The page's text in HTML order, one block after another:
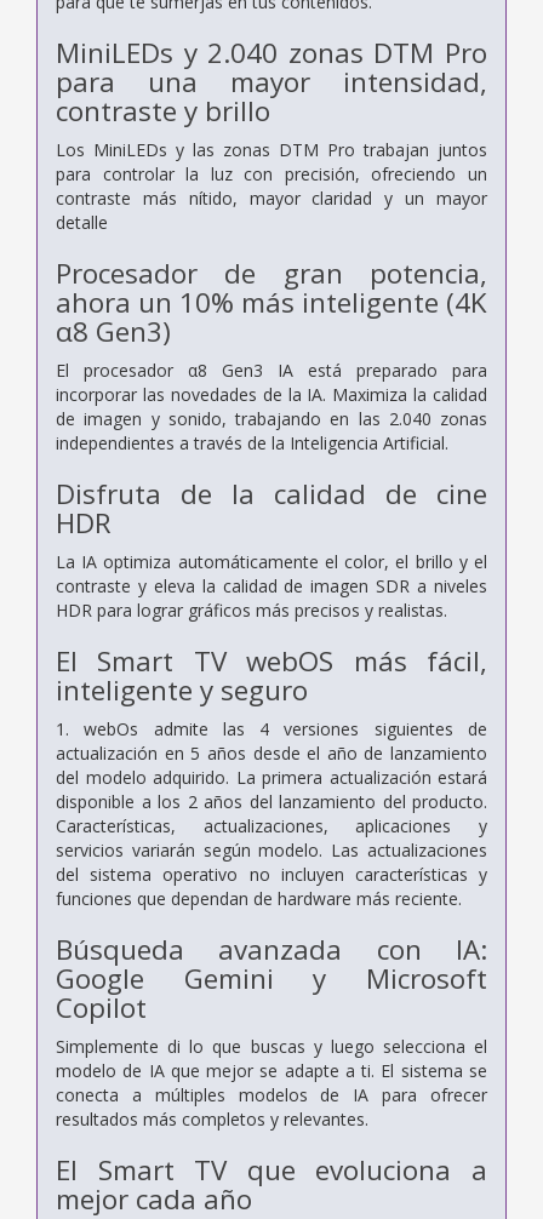
MiniLEDs y 2.040 zonas DTM Pro
para una mayor intensidad,
contraste y brillo
Los MiniLEDs y las zonas DTM Pro trabajan juntos
para controlar la luz con precisión, ofreciendo un
contraste más nítido, mayor claridad y un mayor
detalle
Procesador de gran potencia,
ahora un 10% más inteligente (4K
α8 Gen3)
El procesador α8 Gen3 IA está preparado para
incorporar las novedades de la IA. Maximiza la calidad
de imagen y sonido, trabajando en las 2.040 zonas
independientes a través de la Inteligencia Artificial.
Disfruta de la calidad de cine
HDR
La IA optimiza automáticamente el color, el brillo y el
contraste y eleva la calidad de imagen SDR a niveles
HDR para lograr gráficos más precisos y realistas.
El Smart TV webOS más fácil,
inteligente y seguro
1. webOs admite las 4 versiones siguientes de
actualización en 5 años desde el año de lanzamiento
del modelo adquirido. La primera actualización estará
disponible a los 2 años del lanzamiento del producto.
Características, actualizaciones, aplicaciones y
servicios variarán según modelo. Las actualizaciones
del sistema operativo no incluyen características y
funciones que dependan de hardware más reciente.
Búsqueda avanzada con IA:
Google Gemini y Microsoft
Copilot
Simplemente di lo que buscas y luego selecciona el
modelo de IA que mejor se adapte a ti. El sistema se
conecta a múltiples modelos de IA para ofrecer
resultados más completos y relevantes.
El Smart TV que evoluciona a
mejor cada año